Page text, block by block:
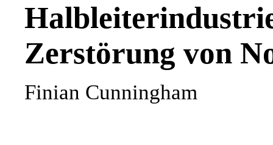
Zerstörung von
Finian Cunningham